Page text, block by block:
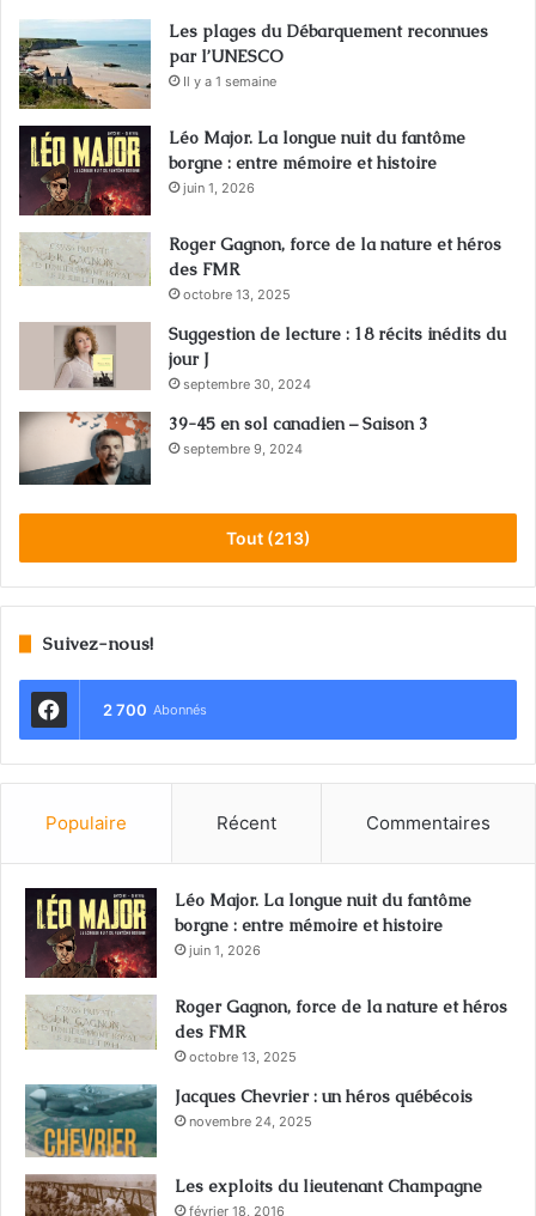
Les plages du Débarquement reconnues
par l’UNESCO
Il y a 1 semaine
Léo Major. La longue nuit du fantôme
borgne : entre mémoire et histoire
juin 1, 2026
Roger Gagnon, force de la nature et héros
des FMR
octobre 13, 2025
Suggestion de lecture : 18 récits inédits du
jour J
septembre 30, 2024
39-45 en sol canadien – Saison 3
septembre 9, 2024
Tout (213)
Suivez-nous!
2 700 Abonnés
Populaire Récent Commentaires
Léo Major. La longue nuit du fantôme
borgne : entre mémoire et histoire
juin 1, 2026
Roger Gagnon, force de la nature et héros
des FMR
octobre 13, 2025
Jacques Chevrier : un héros québécois
novembre 24, 2025
Les exploits du lieutenant Champagne
février 18, 2016